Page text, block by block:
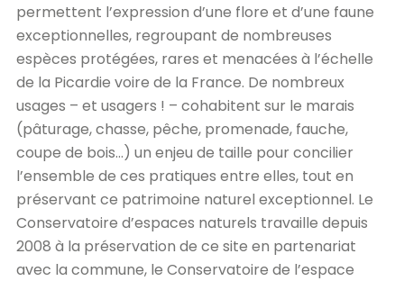
permettent l’expression d’une flore et d’une faune
exceptionnelles, regroupant de nombreuses
espèces protégées, rares et menacées à l’échelle
de la Picardie voire de la France. De nombreux
usages – et usagers ! – cohabitent sur le marais
(pâturage, chasse, pêche, promenade, fauche,
coupe de bois…) un enjeu de taille pour concilier
l’ensemble de ces pratiques entre elles, tout en
préservant ce patrimoine naturel exceptionnel. Le
Conservatoire d’espaces naturels travaille depuis
2008 à la préservation de ce site en partenariat
avec la commune, le Conservatoire de l’espace